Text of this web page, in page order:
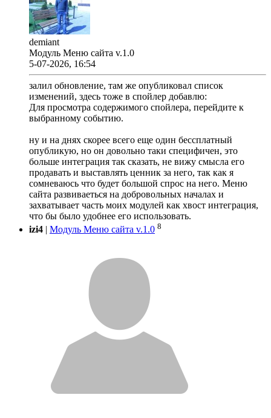
demiant
Модуль Меню сайта v.1.0
5-07-2026, 16:54
залил обновление, там же опубликовал список
изменений, здесь тоже в спойлер добавлю:
Для просмотра содержимого спойлера, перейдите к
выбранному событию.
ну и на днях скорее всего еще один бессплатный
опубликую, но он довольно таки специфичен, это
больше интеграция так сказать, не вижу смысла его
продавать и выставлять ценник за него, так как я
сомневаюсь что будет большой спрос на него. Меню
сайта развиваеться на добровольных началах и
захватывает часть моих модулей как хвост интеграция,
что бы было удобнее его использовать.
izi4
Модуль Меню сайта v.1.0 8